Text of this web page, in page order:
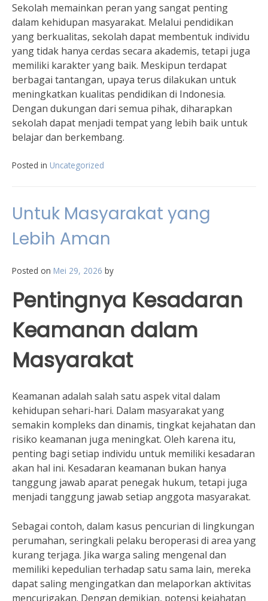
Sekolah memainkan peran yang sangat penting
dalam kehidupan masyarakat. Melalui pendidikan
yang berkualitas, sekolah dapat membentuk individu
yang tidak hanya cerdas secara akademis, tetapi juga
memiliki karakter yang baik. Meskipun terdapat
berbagai tantangan, upaya terus dilakukan untuk
meningkatkan kualitas pendidikan di Indonesia.
Dengan dukungan dari semua pihak, diharapkan
sekolah dapat menjadi tempat yang lebih baik untuk
belajar dan berkembang.
Posted in Uncategorized
Untuk Masyarakat yang
Lebih Aman
Posted on Mei 29, 2026 by
Pentingnya Kesadaran
Keamanan dalam
Masyarakat
Keamanan adalah salah satu aspek vital dalam
kehidupan sehari-hari. Dalam masyarakat yang
semakin kompleks dan dinamis, tingkat kejahatan dan
risiko keamanan juga meningkat. Oleh karena itu,
penting bagi setiap individu untuk memiliki kesadaran
akan hal ini. Kesadaran keamanan bukan hanya
tanggung jawab aparat penegak hukum, tetapi juga
menjadi tanggung jawab setiap anggota masyarakat.
Sebagai contoh, dalam kasus pencurian di lingkungan
perumahan, seringkali pelaku beroperasi di area yang
kurang terjaga. Jika warga saling mengenal dan
memiliki kepedulian terhadap satu sama lain, mereka
dapat saling mengingatkan dan melaporkan aktivitas
mencurigakan. Dengan demikian, potensi kejahatan